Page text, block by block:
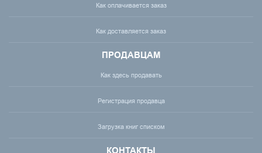
Как оплачивается заказ
Как доставляется заказ
ПРОДАВЦАМ
Как здесь продавать
Регистрация продавца
Загрузка книг списком
КОНТАКТЫ